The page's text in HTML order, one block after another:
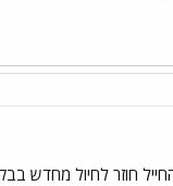
חודשיים גימלים החייל חוזר